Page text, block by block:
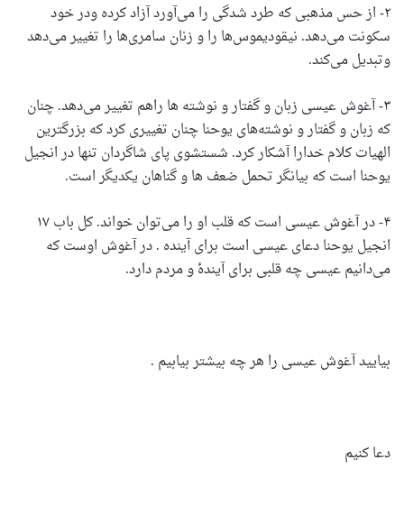
۲- از حس مذهبی که طرد شدگی را می‌آورد آزاد کرده ودر خود
سکونت می‌دهد. نیقودیموس‌ها را و زنان سامری‌ها را تغییر می‌دهد
وتبدیل می‌کند.
۳- آغوش عیسی زبان و گفتار و نوشته ها راهم تغییر می‌د‌‌هد. چنان
که زبان و گفتار و نوشته‌های یوحنا چنان تغییری کرد که بزرگترین
الهیات کلام خدارا آشکار کرد. شستشوی پای شاگردان تنها در انجیل
یوحنا است که بیانگر تحمل ضعف ها و گناهان یکدیگر است.
۴- در آغوش عیسی است که قلب او را می‌توان خواند. کل باب ۱۷
انجیل یوحنا دعای عیسی است برای آینده . در آغوش اوست که
می‌دانیم عیسی چه قلبی برای آیندۀ و مردم دارد.
بیایید آغوش عیسی را هر چه بیشتر بیابیم .
دعا کنیم